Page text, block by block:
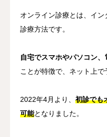
オンライン診療とは、イ
診療方法です。
自宅でスマホやパソコン
ことが特徴で、ネット上で
2022年4月より、 初診でも
可能となりました。